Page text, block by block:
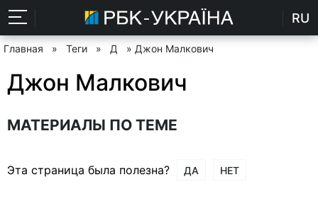
RU
Главная » Теги » Д » Джон Малкович
Джон Малкович
МАТЕРИАЛЫ ПО ТЕМЕ
Эта страница была полезна? ДА НЕТ